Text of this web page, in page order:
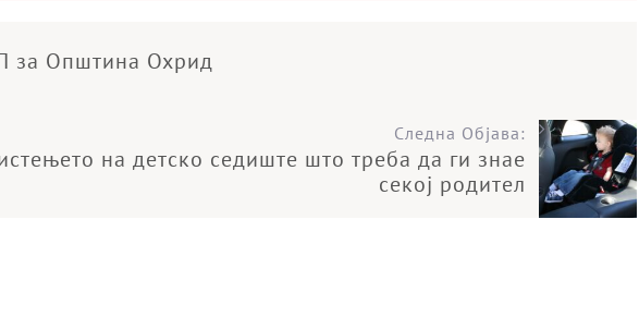
за Општина Охрид
Следна Објава:
на детско седиште што треба да ги знае
секој родител